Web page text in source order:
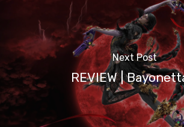
Next Post
REVIEW |